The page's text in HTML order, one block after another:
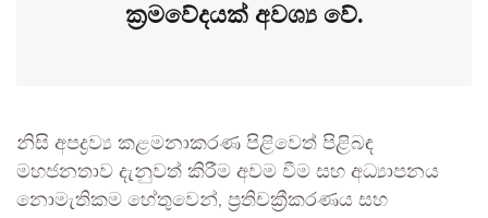
ක්‍රමවේදයක් අවශ්‍ය වේ.
නිසි අපද්‍රව්‍ය කළමනාකරණ පිළිවෙත් පිළිබඳ
මහජනතාව දැනුවත් කිරීම අවම වීම සහ අධ්‍යාපනය
නොමැතිකම හේතුවෙන්, ප්‍රතිචක්‍රීකරණය සහ